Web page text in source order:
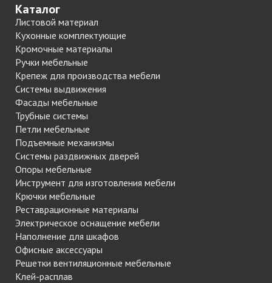
Каталог
Листовой материал
Кухонные комплектующие
Кромочные материалы
Ручки мебельные
Крепеж для производства мебели
Системы выдвижения
Фасады мебельные
Трубные системы
Петли мебельные
Подъемные механизмы
Системы раздвижных дверей
Опоры мебельные
Инструмент для изготовления мебели
Крючки мебельные
Реставрационные материалы
Электрическое оснащение мебели
Наполнение для шкафов
Офисные аксессуары
Решетки вентиляционные мебельные
Клей-расплав